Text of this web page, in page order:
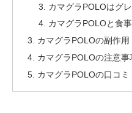
カマグラPOLOはグ
カマグラPOLOと食
カマグラPOLOの副作用
カマグラPOLOの注意事
カマグラPOLOの口コミ